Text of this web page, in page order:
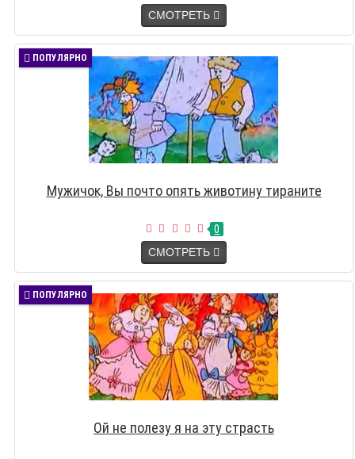
СМОТРЕТЬ
ПОПУЛЯРНО
Мужичок, Вы почто опять животину тираните
0
СМОТРЕТЬ
ПОПУЛЯРНО
Ой не полезу я на эту страсть